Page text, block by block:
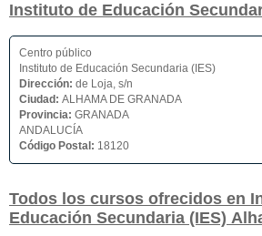
Instituto de Educación
Centro público
Instituto de Educación Secundaria (IES)
Dirección: de Loja, s/n
Ciudad: ALHAMA DE GRANADA
Provincia: GRANADA
ANDALUCÍA
Código Postal: 18120
Todos los cursos ofrecidos en
Educación Secundaria (IES)